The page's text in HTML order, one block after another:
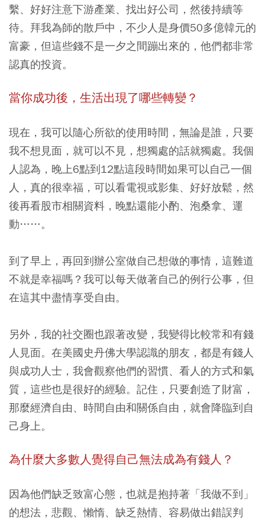
繫、好好注意下游產業、找出好公司，然後持續等
待。拜我為師的散戶中，不少人是身價50多億韓元的
富豪，但這些錢不是一夕之間蹦出來的，他們都非常
認真的投資。
當你成功後，生活出現了哪些轉變？
現在，我可以隨心所欲的使用時間，無論是誰，只要
我不想見面，就可以不見，想獨處的話就獨處。我個
人認為，晚上6點到12點這段時間如果可以自己一個
人，真的很幸福，可以看電視或影集、好好放鬆，然
後再看股市相關資料，晚點還能小酌、泡桑拿、運
動……。
到了早上，再回到辦公室做自己想做的事情，這難道
不就是幸福嗎？我可以每天做著自己的例行公事，但
在這其中盡情享受自由。
另外，我的社交圈也跟著改變，我變得比較常和有錢
人見面。在美國史丹佛大學認識的朋友，都是有錢人
與成功人士，我會觀察他們的習慣、看人的方式和氣
質，這些也是很好的經驗。 記住，只要創造了財富，
那麼經濟自由、時間自由和關係自由，就會降臨到自
己身上。
為什麼大多數人覺得自己無法成為有錢人？
因為他們缺乏致富心態，也就是抱持著「我做不到」
的想法，悲觀、懶惰、缺乏熱情、容易做出錯誤判